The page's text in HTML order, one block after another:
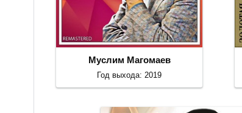
Муслим Магомаев
Год выхода: 2019